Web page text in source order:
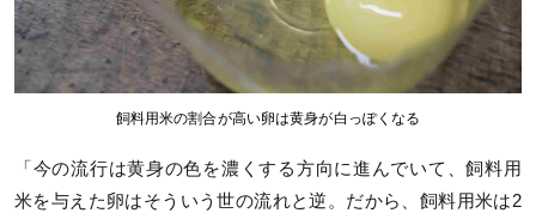
飼料用米の割合が高い卵は黄身が白っぽくなる
「今の流行は黄身の色を濃くする方向に進んでいて、飼料用
米を与えた卵はそういう世の流れと逆。だから、飼料用米は2